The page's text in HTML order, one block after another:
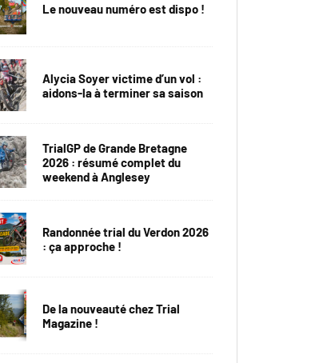
Le nouveau numéro est dispo !
Alycia Soyer victime d’un vol :
aidons-la à terminer sa saison
TrialGP de Grande Bretagne
2026 : résumé complet du
weekend à Anglesey
Randonnée trial du Verdon 2026
: ça approche !
De la nouveauté chez Trial
Magazine !